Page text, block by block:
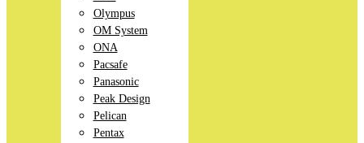
Olympus
OM System
ONA
Pacsafe
Panasonic
Peak Design
Pelican
Pentax